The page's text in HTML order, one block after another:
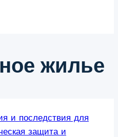
жилье
и последствия для
защита и